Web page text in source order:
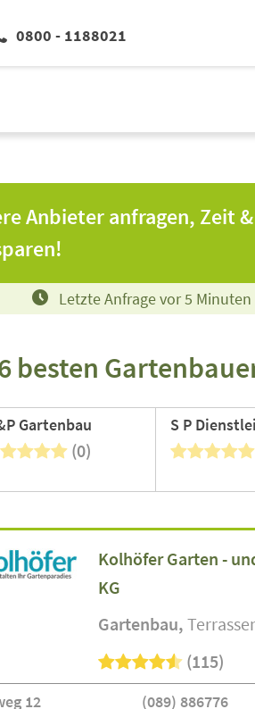
0800 - 1188021
Anbieter anfragen, Zeit &
Letzte Anfrage vor5 Minuten
besten
Gartenbau
(0)
S P
Kolhöfer Garten -
KG
Gartenbau
(115)
12
(089) 886776